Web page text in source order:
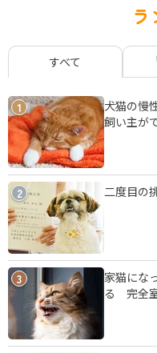
すべて
1
犬猫の慢
飼い主が
2 二度目の
3
家猫にな
る 完全